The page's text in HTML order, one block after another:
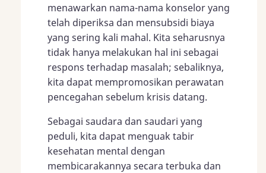
menawarkan nama-nama konselor yang
telah diperiksa dan mensubsidi biaya
yang sering kali mahal. Kita seharusnya
tidak hanya melakukan hal ini sebagai
respons terhadap masalah; sebaliknya,
kita dapat mempromosikan perawatan
pencegahan sebelum krisis datang.
Sebagai saudara dan saudari yang
peduli, kita dapat menguak tabir
kesehatan mental dengan
membicarakannya secara terbuka dan